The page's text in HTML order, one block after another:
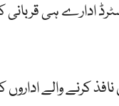
ادارے ہی قربانی
نافذ کرنے والے